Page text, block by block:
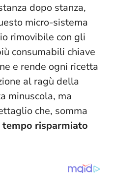
dopo stanza,
micro-sistema
rimovibile con gli
consumabili chiave
e rende ogni ricetta
al ragù della
minuscola, ma
che, somma
tempo risparmiato